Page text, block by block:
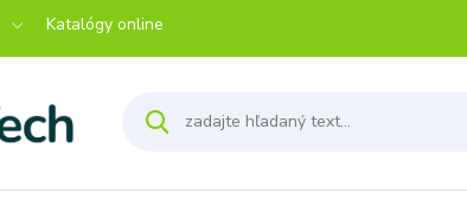
Katalógy online